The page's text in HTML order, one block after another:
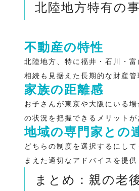
北陸地方特有の
不動産の特性
北陸地方、特に福井・石川・
相続も見据えた長期的な財産
家族の距離感
お子さんが東京や大阪にいる
の状況を把握できるメリットが
地域の専門家との
どちらの制度を選択するにし
まえた適切なアドバイスを提
まとめ：親の老